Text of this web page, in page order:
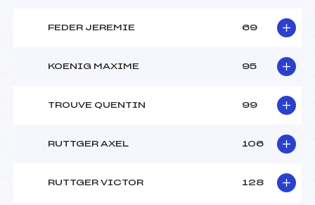
FEDER JEREMIE 69
KOENIG MAXIME 95
TROUVE QUENTIN 99
RUTTGER AXEL 106
RUTTGER VICTOR 128